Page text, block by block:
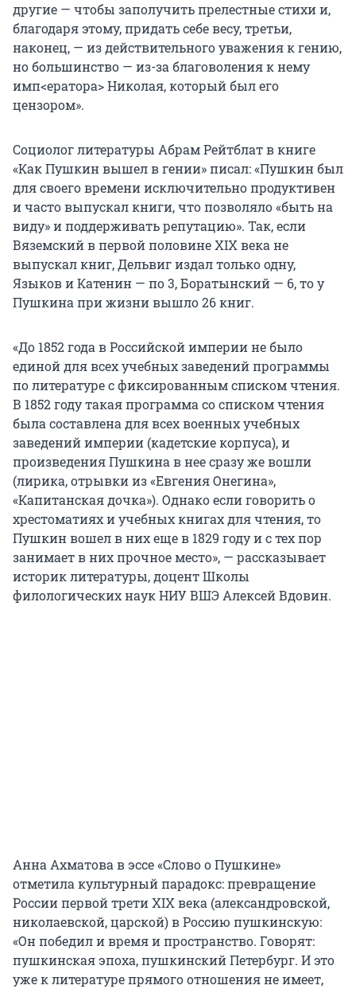
другие — чтобы заполучить прелестные стихи и,
благодаря этому, придать себе весу, третьи,
наконец, — из действительного уважения к гению,
но большинство — из-за благоволения к нему
имп<ератора> Николая, который был его
цензором».
Социолог литературы Абрам Рейтблат в книге
«Как Пушкин вышел в гении» писал: «Пушкин был
для своего времени исключительно продуктивен
и часто выпускал книги, что позволяло «быть на
виду» и поддерживать репутацию». Так, если
Вяземский в первой половине XIX века не
выпускал книг, Дельвиг издал только одну,
Языков и Катенин — по 3, Боратынский — 6, то у
Пушкина при жизни вышло 26 книг.
«До 1852 года в Российской империи не было
единой для всех учебных заведений программы
по литературе с фиксированным списком чтения.
В 1852 году такая программа со списком чтения
была составлена для всех военных учебных
заведений империи (кадетские корпуса), и
произведения Пушкина в нее сразу же вошли
(лирика, отрывки из «Евгения Онегина»,
«Капитанская дочка»). Однако если говорить о
хрестоматиях и учебных книгах для чтения, то
Пушкин вошел в них еще в 1829 году и с тех пор
занимает в них прочное место», — рассказывает
историк литературы, доцент Школы
филологических наук НИУ ВШЭ Алексей Вдовин.
Анна Ахматова в эссе «Слово о Пушкине»
отметила культурный парадокс: превращение
России первой трети XIX века (александровской,
николаевской, царской) в Россию пушкинскую:
«Он победил и время и пространство. Говорят:
пушкинская эпоха, пушкинский Петербург. И это
уже к литературе прямого отношения не имеет,